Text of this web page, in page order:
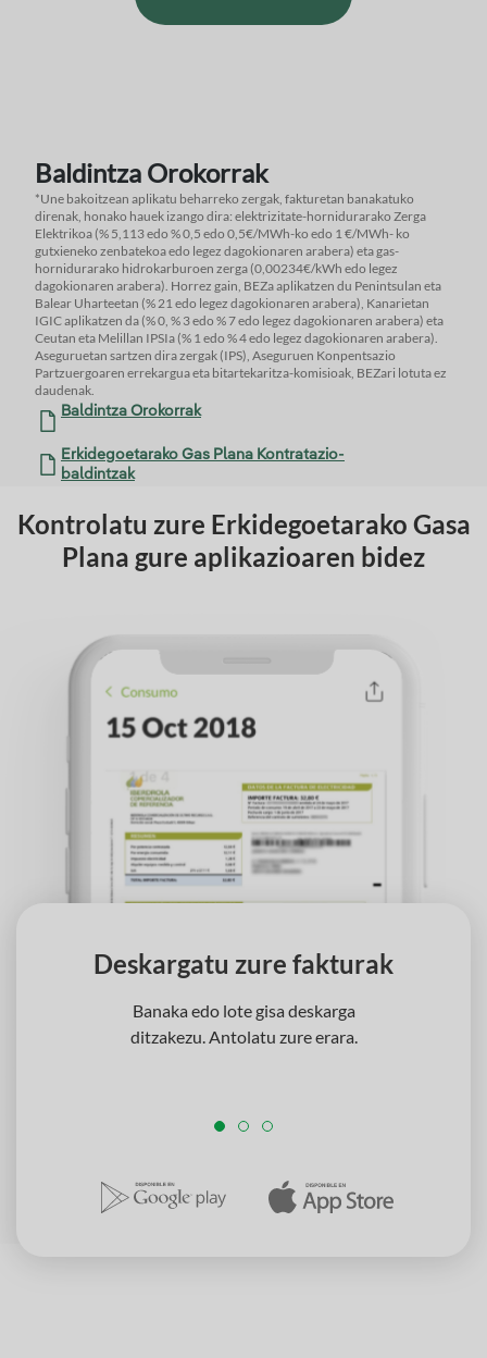
Baldintza Orokorrak
*Une bakoitzean aplikatu beharreko zergak, fakturetan banakatuko
direnak, honako hauek izango dira: elektrizitate-hornidurarako Zerga
Elektrikoa (% 5,113 edo % 0,5 edo 0,5€/MWh-ko edo 1 €/MWh- ko
gutxieneko zenbatekoa edo legez dagokionaren arabera) eta gas-
hornidurarako hidrokarburoen zerga (0,00234€/kWh edo legez
dagokionaren arabera). Horrez gain, BEZa aplikatzen du Penintsulan eta
Balear Uharteetan (% 21 edo legez dagokionaren arabera), Kanarietan
IGIC aplikatzen da (% 0, % 3 edo % 7 edo legez dagokionaren arabera) eta
Ceutan eta Melillan IPSIa (% 1 edo % 4 edo legez dagokionaren arabera).
Aseguruetan sartzen dira zergak (IPS), Aseguruen Konpentsazio
Partzuergoaren errekargua eta bitartekaritza-komisioak, BEZari lotuta ez
daudenak.
Baldintza Orokorrak
Erkidegoetarako Gas Plana Kontratazio-
baldintzak
Kontrolatu zure Erkidegoetarako Gasa
Plana gure aplikazioaren bidez
Deskargatu zure fakturak
Banaka edo lote gisa deskarga
ditzakezu. Antolatu zure erara.